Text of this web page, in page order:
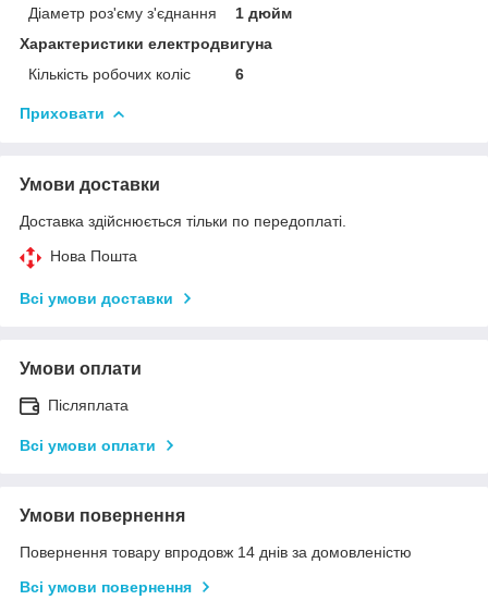
Діаметр роз'єму з'єднання
1 дюйм
Характеристики електродвигуна
Кількість робочих коліс
6
Приховати
Умови доставки
Доставка здійснюється тільки по передоплаті.
Нова Пошта
Всі умови доставки
Умови оплати
Післяплата
Всі умови оплати
Умови повернення
Повернення товару впродовж 14 днів за домовленістю
Всі умови повернення